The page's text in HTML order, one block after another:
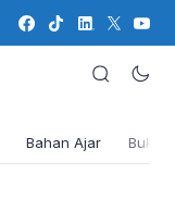
Bahan Ajar Buku